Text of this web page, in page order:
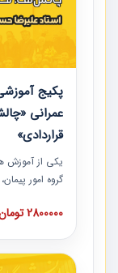
پکیج
عمرانی
قراردادی»
یکی از آموزش‏‏‏‏‏‏
گروه امور
های عمرانی»
است که در
مدارک پیمان
2800000 تومان